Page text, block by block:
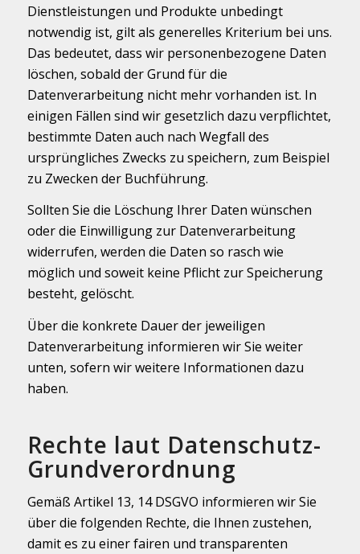
Dienstleistungen und Produkte unbedingt
notwendig ist, gilt als generelles Kriterium bei uns.
Das bedeutet, dass wir personenbezogene Daten
löschen, sobald der Grund für die
Datenverarbeitung nicht mehr vorhanden ist. In
einigen Fällen sind wir gesetzlich dazu verpflichtet,
bestimmte Daten auch nach Wegfall des
ursprüngliches Zwecks zu speichern, zum Beispiel
zu Zwecken der Buchführung.
Sollten Sie die Löschung Ihrer Daten wünschen
oder die Einwilligung zur Datenverarbeitung
widerrufen, werden die Daten so rasch wie
möglich und soweit keine Pflicht zur Speicherung
besteht, gelöscht.
Über die konkrete Dauer der jeweiligen
Datenverarbeitung informieren wir Sie weiter
unten, sofern wir weitere Informationen dazu
haben.
Rechte laut Datenschutz-
Grundverordnung
Gemäß Artikel 13, 14 DSGVO informieren wir Sie
über die folgenden Rechte, die Ihnen zustehen,
damit es zu einer fairen und transparenten